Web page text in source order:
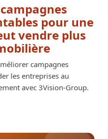
pour une
vendre plus
campagnes
les entreprises au
avec 3Vision-Group.